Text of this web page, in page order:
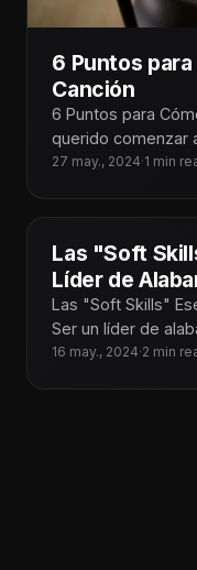
6 Puntos
Canción
6 Puntos para Cómo
querido comenzar
¡Aquí te traemos 6
27 may., 2024·1 min
Las "Soft
Líder de
Las "Soft Skills"
Ser un líder de
16 may., 2024·2 min